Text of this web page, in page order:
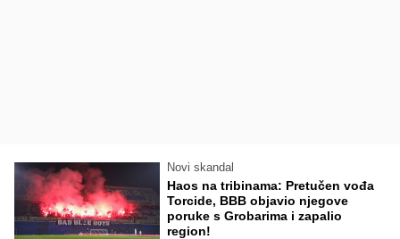
Novi skandal
Haos na tribinama: Pretučen vođa
Torcide, BBB objavio njegove
poruke s Grobarima i zapalio
region!